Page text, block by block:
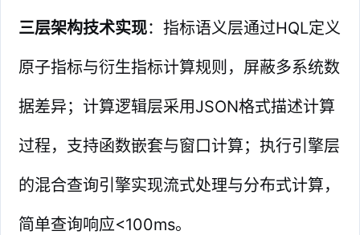
三层架构技术实现：指标语义层通过HQL定义
原子指标与衍生指标计算规则，屏蔽多系统数
据差异；计算逻辑层采用JSON格式描述计算
过程，支持函数嵌套与窗口计算；执行引擎层
的混合查询引擎实现流式处理与分布式计算，
简单查询响应<100ms。